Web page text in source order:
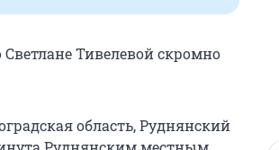
Тивелевой скромно
область, Руднянский